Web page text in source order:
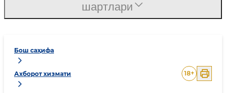
Бош саҳифа
Ахборот хизмати 18+
шартлари